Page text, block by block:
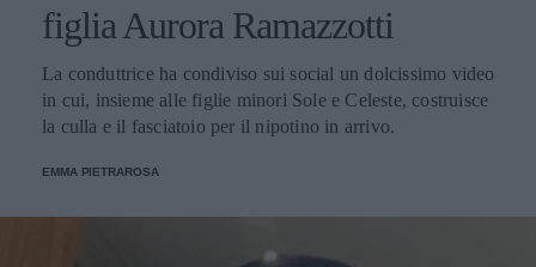
figlia Aurora Ramazzotti
La conduttrice ha condiviso sui social un dolcissimo video
in cui, insieme alle figlie minori Sole e Celeste, costruisce
la culla e il fasciatoio per il nipotino in arrivo.
EMMA PIETRAROSA